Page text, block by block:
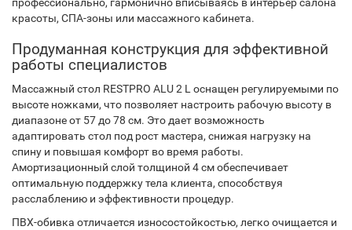
профессионально, гармонично вписываясь в интерьер салона
красоты, СПА-зоны или массажного кабинета.
Продуманная конструкция для эффективной
работы специалистов
Массажный стол RESTPRO ALU 2 L оснащен регулируемыми по
высоте ножками, что позволяет настроить рабочую высоту в
диапазоне от 57 до 78 см. Это дает возможность
адаптировать стол под рост мастера, снижая нагрузку на
спину и повышая комфорт во время работы.
Амортизационный слой толщиной 4 см обеспечивает
оптимальную поддержку тела клиента, способствуя
расслаблению и эффективности процедур.
ПВХ-обивка отличается износостойкостью, легко очищается и